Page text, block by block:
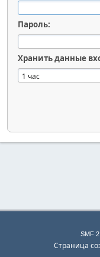
Пароль:
Хранить данные
SMF
Страница